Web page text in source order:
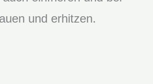
und erhitzen.